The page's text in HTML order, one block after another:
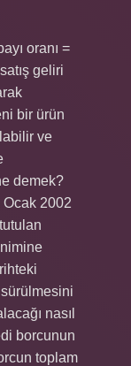
oranı =
geliri
bir ürün
ve
demek?
Ocak 2002
nasıl
borcunun
toplam